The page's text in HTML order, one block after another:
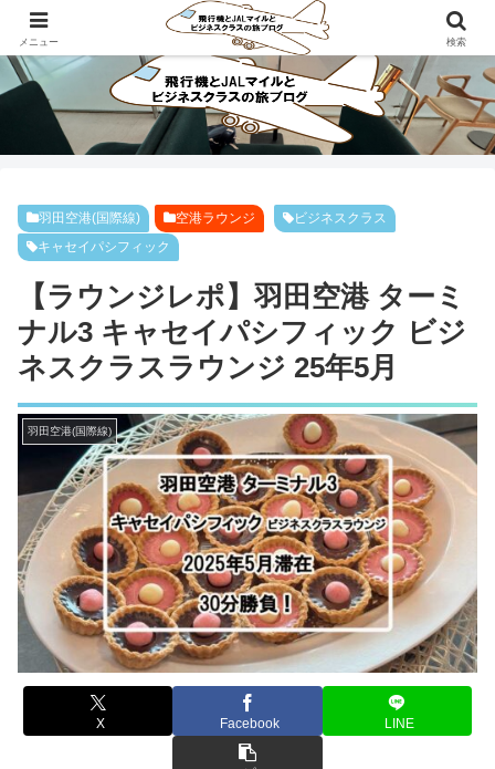
ビジネスクラスで旅にでよう！！
羽田空港(国際線) 空港ラウンジ
ビジネスクラス
キャセイパシフィック
【ラウンジレポ】羽田空港 ターミ
ナル3 キャセイパシフィック ビジ
ネスクラスラウンジ 25年5月
羽田空港(国際線)
X Facebook LINE
メニュー 検索